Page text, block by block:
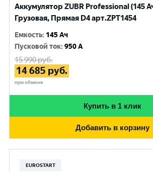
Аккумулятор ZUBR Professional (145
Грузовая, Прямая D4 арт.ZPT1454
Емкость: 145 Ач
Пусковой ток:950 A
15 990руб.
14 685 руб.
при обмене
Купить в 1 клик
Добавить в корзину
EUROSTART